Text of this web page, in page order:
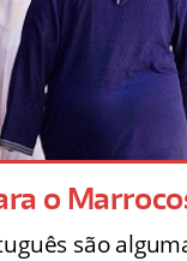
o
são